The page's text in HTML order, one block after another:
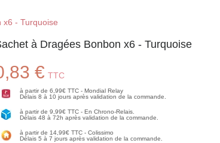
x6 - Turquoise
à Dragées Bonbon x6 - Turquoise
€ TTC
à partir de 6,99€ TTC - Mondial Relay
Délais 8 à 10 jours après validation de la commande.
à partir de 9,99€ TTC - En Chrono-Relais.
Délais 48 à 72h après validation de la commande.
à partir de 14,99€ TTC - Colissimo
Délais 5 à 7 jours après validation de la commande.